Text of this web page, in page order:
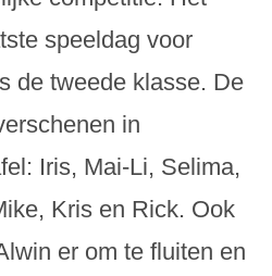
speeldag voor
de tweede klasse. De
in
Iris, Mai-Li, Selima,
Kris en Rick. Ook
er om te fluiten en